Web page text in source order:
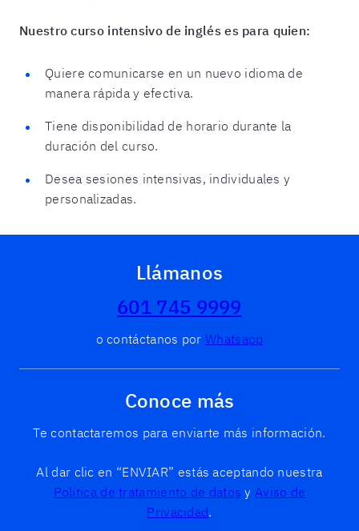
Nuestro curso intensivo de inglés es para quien:
Quiere comunicarse en un nuevo idioma de
manera rápida y efectiva.
Tiene disponibilidad de horario durante la
duración del curso.
Desea sesiones intensivas, individuales y
personalizadas.
Llámanos
601 745 9999
o contáctanos por Whatsapp
Conoce más
Te contactaremos para enviarte más información.
Al dar clic en “ENVIAR” estás aceptando nuestra
Política de tratamiento de datos yAviso de
Privacidad.